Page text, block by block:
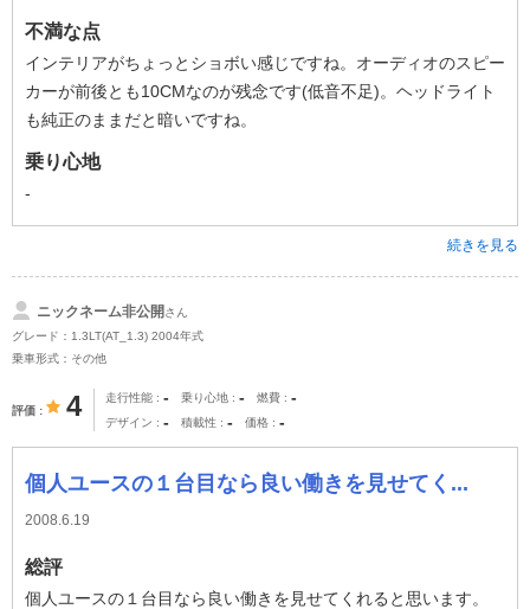
不満な点
インテリアがちょっとショボい感じですね。オーディオのスピー
カーが前後とも10CMなのが残念です(低音不足)。ヘッドライト
も純正のままだと暗いですね。
乗り心地
-
続きを見る
ニックネーム非公開さん
グレード：1.3LT(AT_1.3) 2004年式
乗車形式：その他
評価 4 走行性能 - 乗り心地 - 燃費 -
デザイン - 積載性 - 価格 -
個人ユースの１台目なら良い働きを見せてく...
2008.6.19
総評
個人ユースの１台目なら良い働きを見せてくれると思います。